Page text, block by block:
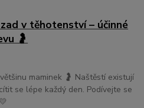
v těhotenství – účinné
🤰
maminek 🤰 Naštěstí existují
se lépe každý den. Podívejte se